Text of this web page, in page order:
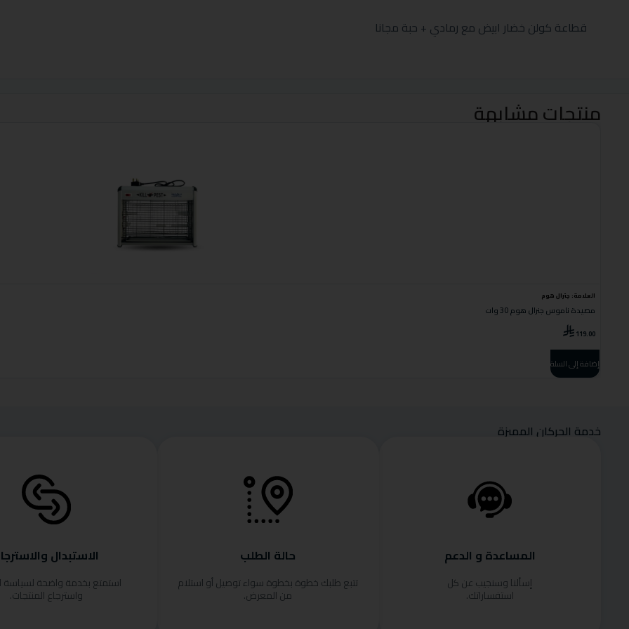
قطاعة كولن خضار ابيض مع رمادي + حبة مجانا
منتجات مشابهة
العلامة: جنرال هوم
مصيدة ناموس جنرال هوم 30 وات
119.00
إضافة إلى السلة
خدمة الحركان المميزة
المساعدة و الدعم
إسألنا وسنجيب عن كل
استفساراتك.
حالة الطلب
تتبع طلبك خطوة بخطوة سواء توصيل أو استلام
من المعرض.
الاستبدال
استمتع بخدمة واضحة لسياسة
واسترجاع المنتجات.